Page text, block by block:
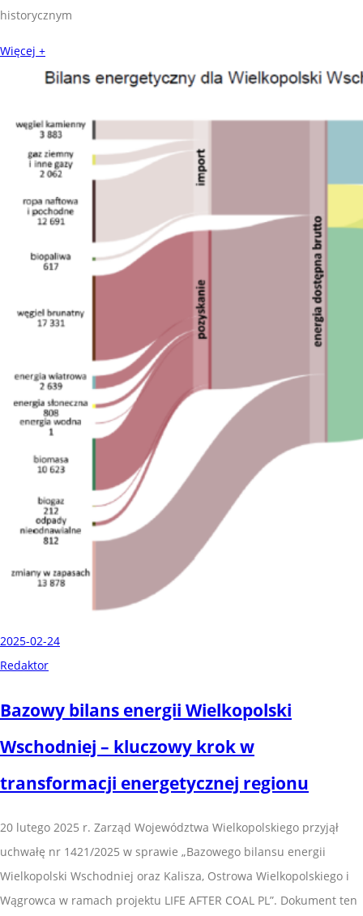
historycznym
Więcej +
2025-02-24
Redaktor
Bazowy bilans energii Wielkopolski
Wschodniej – kluczowy krok w
transformacji energetycznej regionu
20 lutego 2025 r. Zarząd Województwa Wielkopolskiego przyjął
uchwałę nr 1421/2025 w sprawie „Bazowego bilansu energii
Wielkopolski Wschodniej oraz Kalisza, Ostrowa Wielkopolskiego i
Wągrowca w ramach projektu LIFE AFTER COAL PL”. Dokument ten